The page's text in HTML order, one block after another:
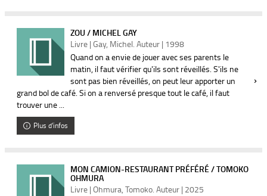
ZOU / MICHEL GAY
Livre | Gay, Michel. Auteur | 1998
Quand on a envie de jouer avec ses parents le
matin, il faut vérifier qu'ils sont réveillés. S'ils ne
sont pas bien réveillés, on peut leur apporter un
grand bol de café. Si on a renversé presque tout le café, il faut
trouver une ...
Plus d'infos
MON CAMION-RESTAURANT PRÉFÉRÉ / TOMOKO
OHMURA
Livre | Ohmura, Tomoko. Auteur | 2025